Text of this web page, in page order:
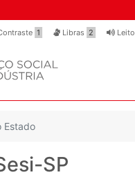
1 Libras 2
Estado
SP